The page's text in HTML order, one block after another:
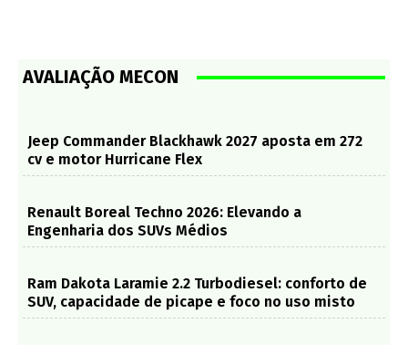
AVALIAÇÃO MECON
Jeep Commander Blackhawk 2027 aposta em 272
cv e motor Hurricane Flex
Renault Boreal Techno 2026: Elevando a
Engenharia dos SUVs Médios
Ram Dakota Laramie 2.2 Turbodiesel: conforto de
SUV, capacidade de picape e foco no uso misto